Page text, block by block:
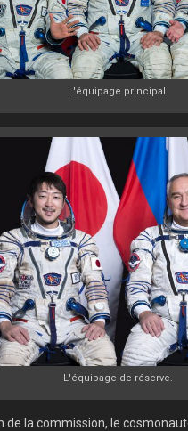
L'équipage principal.
L'équipage de réserve.
de la commission, le